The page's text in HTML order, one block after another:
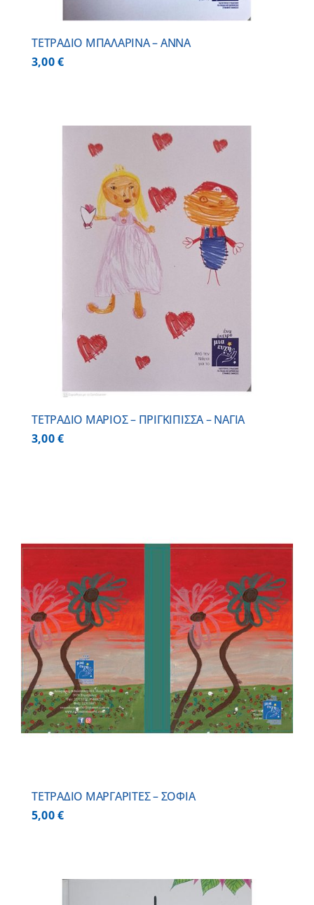
ΤΕΤΡΑΔΙΟ ΜΠΑΛΑΡΙΝΑ – ΑΝΝΑ
3,00€
ΤΕΤΡΑΔΙΟ ΜΑΡΙΟΣ – ΠΡΙΓΚΙΠΙΣΣΑ – ΝΑΓΙΑ
3,00€
ΤΕΤΡΑΔΙΟ ΜΑΡΓΑΡΙΤΕΣ – ΣΟΦΙΑ
5,00€